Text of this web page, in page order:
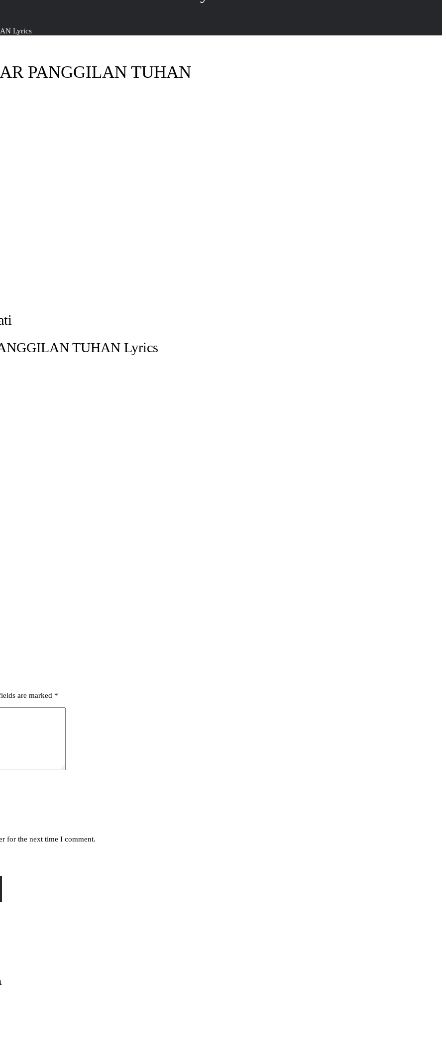
Lyrics
PANGGILAN TUHAN
TUHAN Lyrics
are marked *
for the next time I comment.